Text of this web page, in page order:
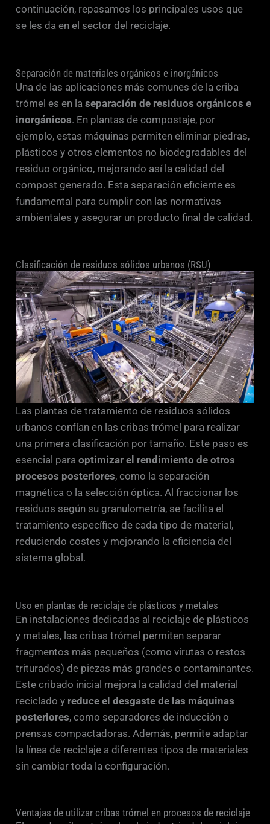
continuación, repasamos los principales usos que
se les da en el sector del reciclaje.
Separación de materiales orgánicos e inorgánicos
Una de las aplicaciones más comunes de la criba
trómel es en laseparación de residuos orgánicos e
inorgánicos. En plantas de compostaje, por
ejemplo, estas máquinas permiten eliminar piedras,
plásticos y otros elementos no biodegradables del
residuo orgánico, mejorando así la calidad del
compost generado. Esta separación eficiente es
fundamental para cumplir con las normativas
ambientales y asegurar un producto final de calidad.
Clasificación de residuos sólidos urbanos (RSU)
Las plantas de tratamiento de residuos sólidos
urbanos confían en las cribas trómel para realizar
una primera clasificación por tamaño. Este paso es
esencial paraoptimizar el rendimiento de otros
procesos posteriores, como la separación
magnética o la selección óptica. Al fraccionar los
residuos según su granulometría, se facilita el
tratamiento específico de cada tipo de material,
reduciendo costes y mejorando la eficiencia del
sistema global.
Uso en plantas de reciclaje de plásticos y metales
En instalaciones dedicadas al reciclaje de plásticos
y metales, las cribas trómel permiten separar
fragmentos más pequeños (como virutas o restos
triturados) de piezas más grandes o contaminantes.
Este cribado inicial mejora la calidad del material
reciclado y reduce el desgaste de las máquinas
posteriores, como separadores de inducción o
prensas compactadoras. Además, permite adaptar
la línea de reciclaje a diferentes tipos de materiales
sin cambiar toda la configuración.
Ventajas de utilizar cribas trómel en procesos de reciclaje